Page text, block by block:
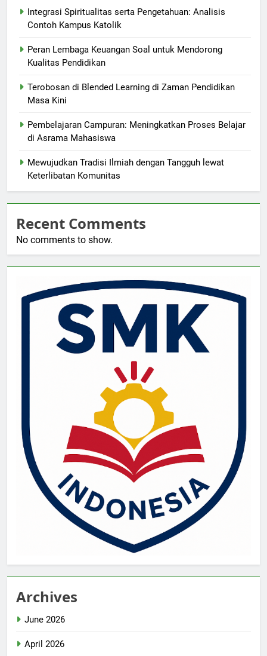
Integrasi Spiritualitas serta Pengetahuan: Analisis
Contoh Kampus Katolik
Peran Lembaga Keuangan Soal untuk Mendorong
Kualitas Pendidikan
Terobosan di Blended Learning di Zaman Pendidikan
Masa Kini
Pembelajaran Campuran: Meningkatkan Proses Belajar
di Asrama Mahasiswa
Mewujudkan Tradisi Ilmiah dengan Tangguh lewat
Keterlibatan Komunitas
Recent Comments
No comments to show.
Archives
June 2026
April 2026